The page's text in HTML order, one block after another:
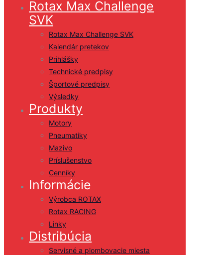
Rotax Max Challenge
SVK
Rotax Max Challenge SVK
Kalendár pretekov
Prihlášky
Technické predpisy
Športové predpisy
Výsledky
Produkty
Motory
Pneumatiky
Mazivo
Príslušenstvo
Cenníky
Informácie
Výrobca ROTAX
Rotax RACING
Linky
Distribúcia
Servisné a plombovacie miesta